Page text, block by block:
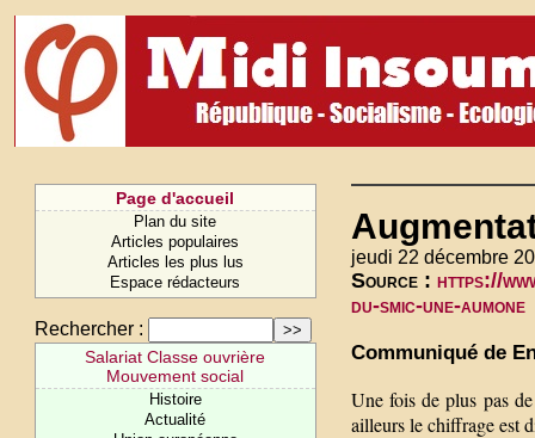
Page d'accueil
Plan du site
Articles populaires
Articles les plus lus
Espace rédacteurs
Rechercher :
Salariat Classe ouvrière
Mouvement social
Histoire
Actualité
jeudi 22 décembre
Source : https://
du-smic-une-aumone
Communiqué de
Une fois de plus pas
ailleurs le chiffrage est